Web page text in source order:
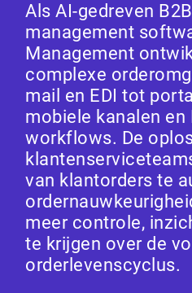
Als AI-gedreven
management
Management
complexe
mail en EDI tot
mobiele kanalen en
workflows. De
van klantorders te
meer controle,
te krijgen over de
orderlevenscyclus.